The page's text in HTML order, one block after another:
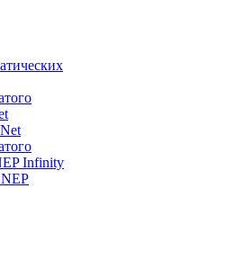
Infinity